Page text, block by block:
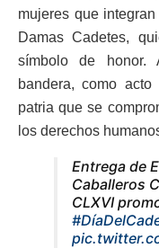
mujeres que
Damas Cadetes,
símbolo de honor.
bandera, como
patria que se
los derechos
Entrega de
Caballeros
CLXVI